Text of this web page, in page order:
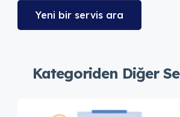
Yeni bir servis ara
Kategoriden Diğer